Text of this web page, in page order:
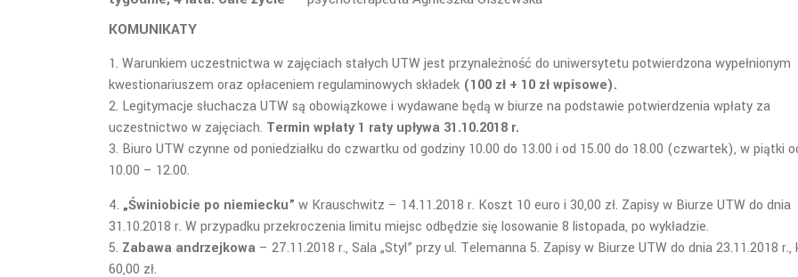
KOMUNIKATY
Warunkiem uczestnictwa w zajęciach stałych UTW jest przynależność do uniwersytetu potwierdzona wypełnionym
kwestionariuszem oraz opłaceniem regulaminowych składek (100 zł + 10 zł wpisowe).
Legitymacje słuchacza UTW są obowiązkowe i wydawane będą w biurze na podstawie potwierdzenia wpłaty za
uczestnictwo w zajęciach. Termin wpłaty 1 raty upływa 31.10.2018 r.
Biuro UTW czynne od poniedziałku do czwartku od godziny 10.00 do 13.00 i od 15.00 do 18.00 (czwartek), w piątki
10.00 – 12.00.
„Świniobicie po niemiecku” w Krauschwitz – 14.11.2018 r. Koszt 10 euro i 30,00 zł. Zapisy w Biurze UTW do dnia
31.10.2018 r. W przypadku przekroczenia limitu miejsc odbędzie się losowanie 8 listopada, po wykładzie.
Zabawa andrzejkowa – 27.11.2018 r., Sala „Styl” przy ul. Telemanna 5. Zapisy w Biurze UTW do dnia 23.11.2018 r.,
60,00